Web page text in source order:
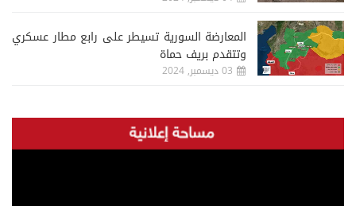
المعارضة السورية تسيطر على رابع مطار عسكري
وتتقدم بريف حماة
03 ديسمبر, 2024